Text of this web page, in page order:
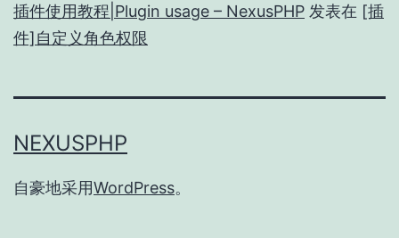
插件使用教程|Plugin usage – NexusPHP 发表在 [插
件]自定义角色权限
NEXUSPHP
自豪地采用WordPress。